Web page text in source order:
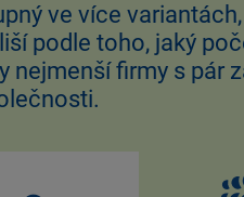
ve více
podle toho, jaký
nejmenší firmy s pár